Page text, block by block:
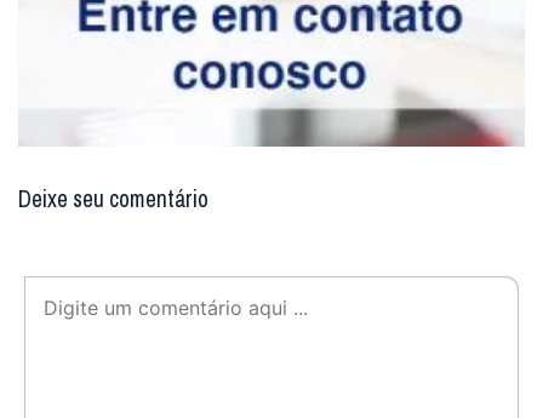
Deixe seu comentário